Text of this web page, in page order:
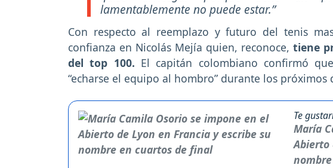
lamentablemente no puede estar.”
Con respecto al reemplazo y futuro del tenis
confianza en Nicolás Mejía quien, reconoce, tiene
del top 100. El capitán colombiano confirmó
“echarse el equipo al hombro” durante los próximos
Te
María
Abierto